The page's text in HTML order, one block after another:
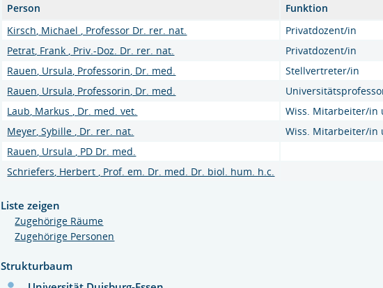
Person Funktion
Kirsch, Michael , Professor Dr. rer. nat.
Privatdozent/in
Petrat, Frank , Priv.-Doz. Dr. rer. nat.
Privatdozent/in
Rauen, Ursula, Professorin, Dr. med.
Stellvertreter/in
Rauen, Ursula, Professorin, Dr. med.
Laub, Markus , Dr. med. vet.
Wiss. Mitarbeiter/in
Meyer, Sybille , Dr. rer. nat.
Wiss. Mitarbeiter/in
Rauen, Ursula , PD Dr. med.
Schriefers, Herbert , Prof. em. Dr. med. Dr. biol. hum. h.c.
Liste zeigen
Zugehörige Räume
Zugehörige Personen
Strukturbaum